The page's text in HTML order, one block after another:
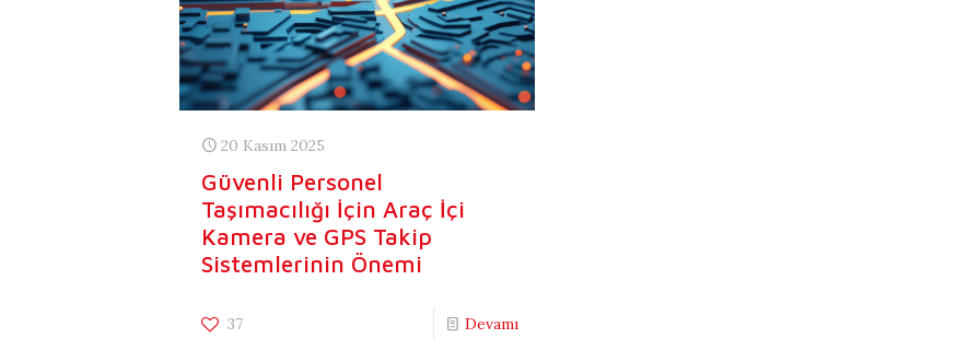
20 Kasım 2025
Güvenli Personel
Taşımacılığı İçin Araç İçi
Kamera ve GPS Takip
Sistemlerinin Önemi
37 Devamı